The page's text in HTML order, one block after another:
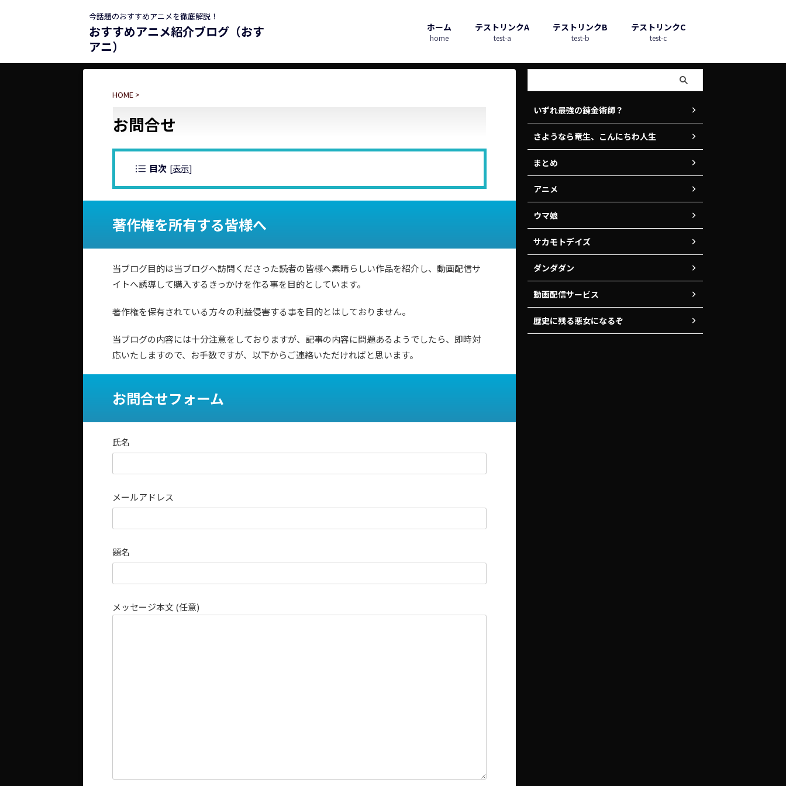
今話題のおすすめアニメを徹底解説！
おすすめアニメ紹介ブログ（おす
アニ）
ホーム
home
テストリンクA
test-a
テストリンクB
test-b
テストリンクC
test-c
HOME >
お問合せ
目次 [表示]
著作権を所有する皆様へ
当ブログ目的は当ブログへ訪問くださった読者の皆様へ素晴らしい作品を紹介し、動画配信サ
イトへ誘導して購入するきっかけを作る事を目的としています。
著作権を保有されている方々の利益侵害する事を目的とはしておりません。
当ブログの内容には十分注意をしておりますが、記事の内容に問題あるようでしたら、即時対
応いたしますので、お手数ですが、以下からご連絡いただければと思います。
お問合せフォーム
氏名
メールアドレス
題名
メッセージ本文 (任意)
いずれ最強の錬金術師？
さようなら竜生、こんにちわ人生
まとめ
アニメ
ウマ娘
サカモトデイズ
ダンダダン
動画配信サービス
歴史に残る悪女になるぞ